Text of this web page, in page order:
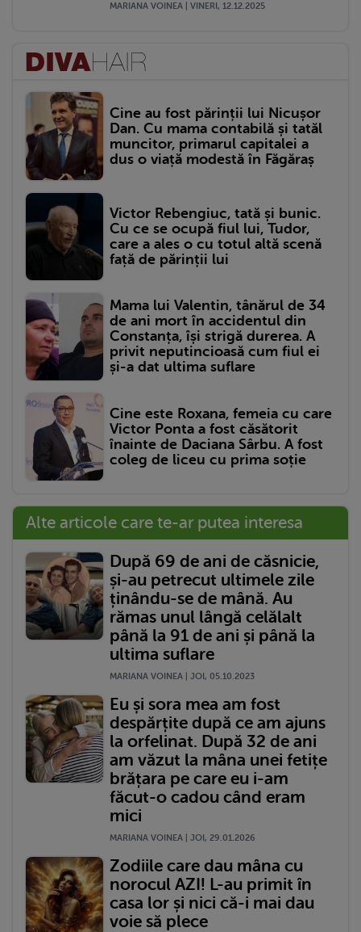
MARIANA VOINEA | VINERI, 12.12.2025
Cine au fost părinții lui Nicușor
Dan. Cu mama contabilă și tatăl
muncitor, primarul capitalei a
dus o viață modestă în Făgăraș
Victor Rebengiuc, tată și bunic.
Cu ce se ocupă fiul lui, Tudor,
care a ales o cu totul altă scenă
față de părinții lui
Mama lui Valentin, tânărul de 34
de ani mort în accidentul din
Constanța, își strigă durerea. A
privit neputincioasă cum fiul ei
și-a dat ultima suflare
Cine este Roxana, femeia cu care
Victor Ponta a fost căsătorit
înainte de Daciana Sârbu. A fost
coleg de liceu cu prima soție
Alte articole care te-ar putea interesa
După 69 de ani de căsnicie,
și-au petrecut ultimele zile
ținându-se de mână. Au
rămas unul lângă celălalt
până la 91 de ani și până la
ultima suflare
MARIANA VOINEA | JOI, 05.10.2023
Eu și sora mea am fost
despărțite după ce am ajuns
la orfelinat. După 32 de ani
am văzut la mâna unei fetițe
brățara pe care eu i-am
făcut-o cadou când eram
mici
MARIANA VOINEA | JOI, 29.01.2026
Zodiile care dau mâna cu
norocul AZI! L-au primit în
casa lor și nici că-i mai dau
voie să plece